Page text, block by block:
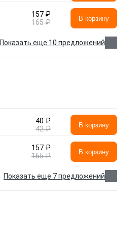
157 ₽
165 ₽
В корзину
Показать еще 10 предложений
40 ₽
42 ₽
В корзину
157 ₽
165 ₽
В корзину
Показать еще 7 предложений